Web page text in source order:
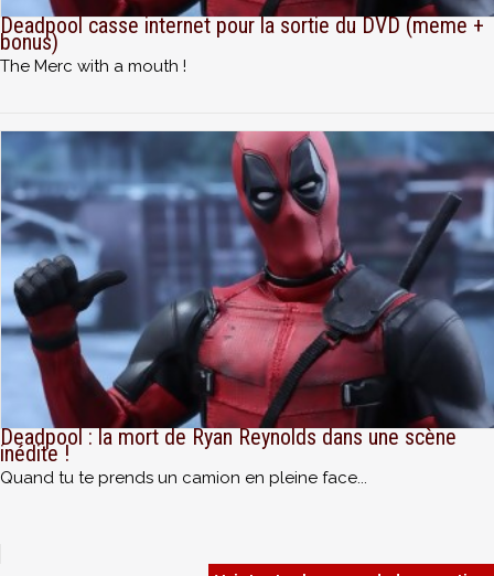
Deadpool casse internet pour la sortie du DVD (meme +
bonus)
The Merc with a mouth !
Deadpool : la mort de Ryan Reynolds dans une scène
inédite !
Quand tu te prends un camion en pleine face...